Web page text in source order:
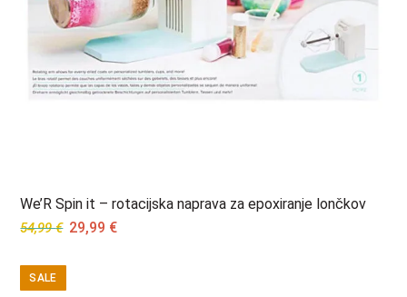
We’R Spin it – rotacijska naprava za epoxiranje lončkov
54,99€ Original
was:
54,99 €.
29,99 €Current
SALE